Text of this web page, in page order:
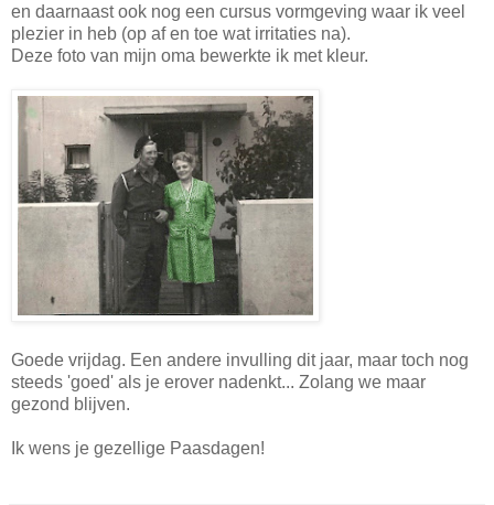
en daarnaast ook nog een cursus vormgeving waar ik veel
plezier in heb (op af en toe wat irritaties na).
Deze foto van mijn oma bewerkte ik met kleur.
Goede vrijdag. Een andere invulling dit jaar, maar toch nog
steeds 'goed' als je erover nadenkt... Zolang we maar
gezond blijven.
Ik wens je gezellige Paasdagen!